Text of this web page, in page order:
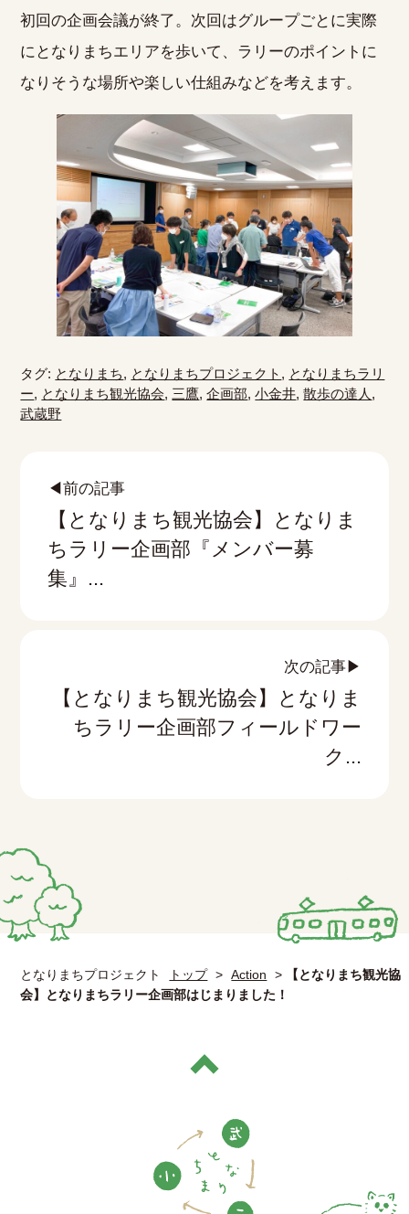
初回の企画会議が終了。次回はグループごとに実際
にとなりまちエリアを歩いて、ラリーのポイントに
なりそうな場所や楽しい仕組みなどを考えます。
タグ: となりまち, となりまちプロジェクト , となりまちラリ
ー, となりまち観光協会, 三鷹,企画部,小金井,散歩の達人 ,
武蔵野
◀前の記事
【となりまち観光協会】となりま
ちラリー企画部『メンバー募
集』...
次の記事▶
【となりまち観光協会】となりま
ちラリー企画部フィールドワー
ク...
となりまちプロジェクト トップ > Action >
【となりまち観光協
会】となりまちラリー企画部はじまりました！